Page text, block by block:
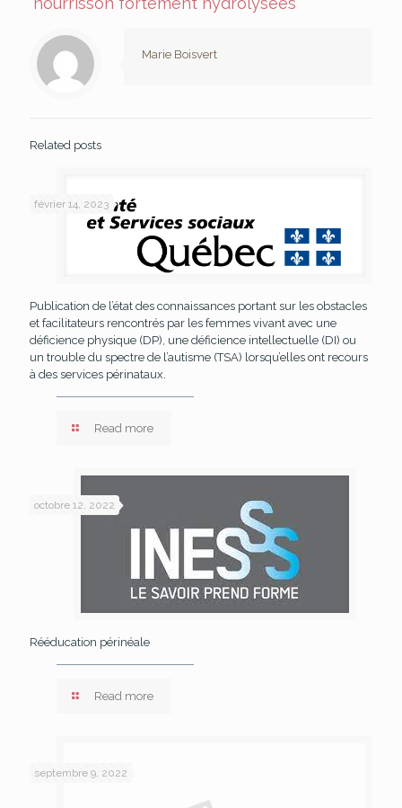
Marie Boisvert
Related posts
février 14, 2023
Publication de l’état des connaissances portant sur les obstacles
et facilitateurs rencontrés par les femmes vivant avec une
déficience physique (DP), une déficience intellectuelle (DI) ou
un trouble du spectre de l’autisme (TSA) lorsqu’elles ont recours
à des services périnataux.
Read more
octobre 12, 2022
Rééducation périnéale
Read more
septembre 9, 2022